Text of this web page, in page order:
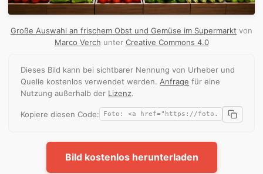
Große Auswahl an frischem Obst und Gemüse im Supermarkt von
Marco Verch unter Creative Commons 4.0
Dieses Bild kann bei sichtbarer Nennung von Urheber und
Quelle kostenlos verwendet werden. Anfrage für eine
Nutzung außerhalb der Lizenz.
Kopiere diesen Code:
Bild kostenlos herunterladen